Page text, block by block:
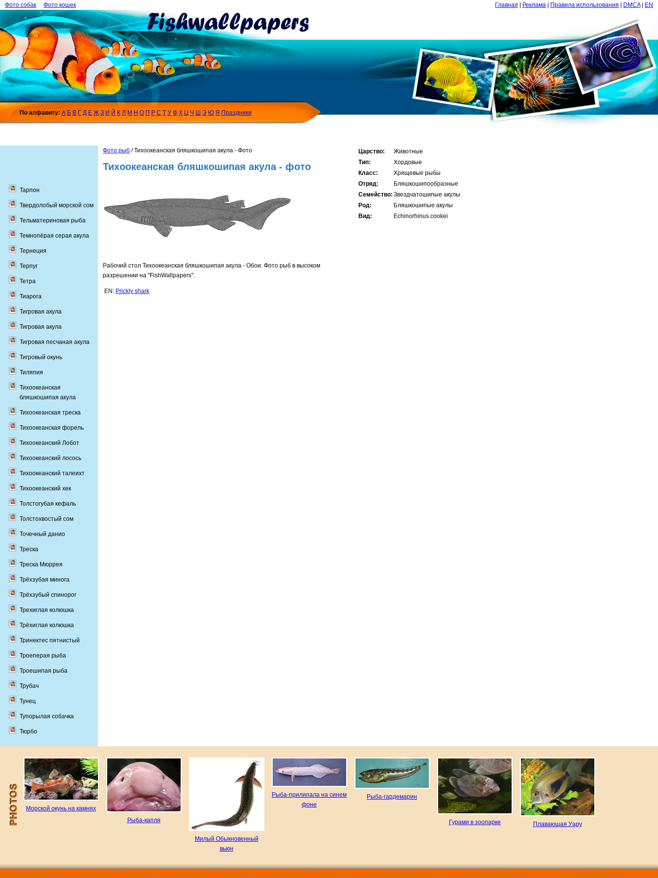
Главная Реклама Правила использования DMCA EN
Фото собак Фото кошек
По алфавиту: А Б В Г Д Е Ж З И Й К Л М Н О П Р С Т У Ф Х Ц Ч Ш Э Ю Я Праздники
Фото рыб / Тихоокеанская бляшкошипая акула - Фото
Тихоокеанская бляшкошипая акула - фото
Рабочий стол Тихоокеанская бляшкошипая акула - Обои. Фото рыб в высоком
разрешении на "FishWallpapers".
Царство:
Животные
Тип:
Хордовые
Класс:
Хрящевые рыбы
Отряд:
Бляшкошипообразные
Семейство: Звездчатошипые акулы
Род:
Бляшкошипые акулы
Вид:
Echinorhinus cookei
EN: Prickly shark
Тарпон
Твердолобый морской сом
Тельматериновая рыба
Темнопёрая серая акула
Тернеция
Терпуг
Тетра
Тиарога
Тигровая акула
Тигровая акула
Тигровая песчаная акула
Тигровый окунь
Тиляпия
Тихоокеанская
бляшкошипая акула
Тихоокеанская треска
Тихоокеанская форель
Тихоокеанский Лобот
Тихоокеанский лосось
Тихоокеанский талеихт
Тихоокеанский хек
Толстогубая кефаль
Толстохвостый сом
Точечный данио
Треска
Треска Мюррея
Трёхзубая минога
Трёхзубый спинорог
Трехиглая колюшка
Трёхиглая колюшка
Тринектес пятнистый
Троеперая рыба
Троешипая рыба
Трубач
Тунец
Тупорылая собачка
Тюрбо
Морской окунь на камнях
Рыба-капля
Милый Обыкновенный
вьюн
Рыба-прилипала на синем
фоне
Рыба-гардемарин
Гурами в зоопарке Плавающая Уару